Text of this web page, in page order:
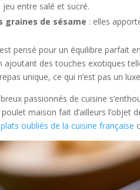
jeu entre salé et sucré.
graines de sésame : elles
pensé pour un équilibre parfait
ajoutant des touches exotiques
unique, ce qui n’est pas un
passionnés de cuisine
maison fait d’ailleurs l’objet
plats oubliés de la cuisine française